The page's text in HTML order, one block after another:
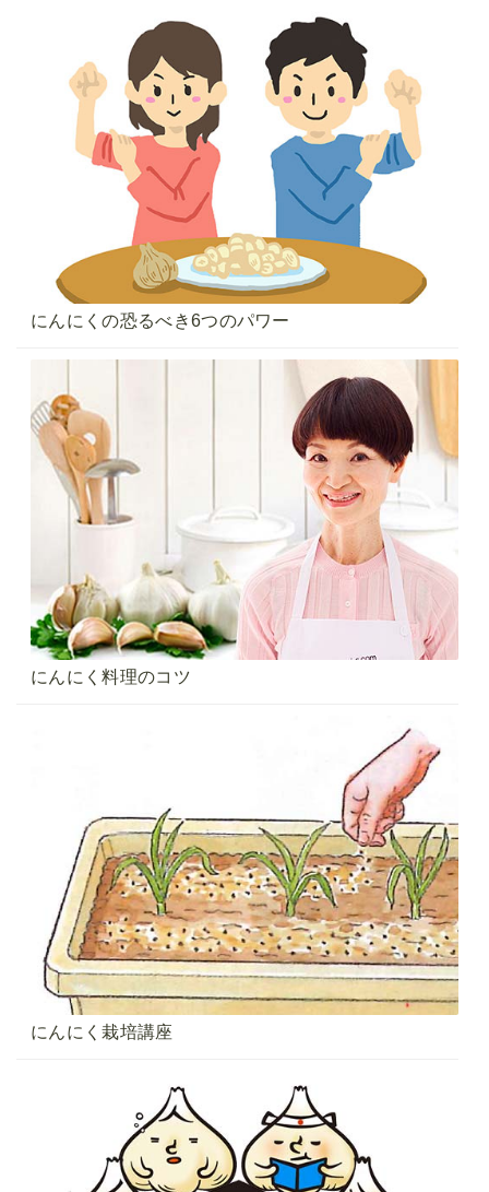
にんにくの恐るべき6つのパワー
にんにく料理のコツ
にんにく栽培講座